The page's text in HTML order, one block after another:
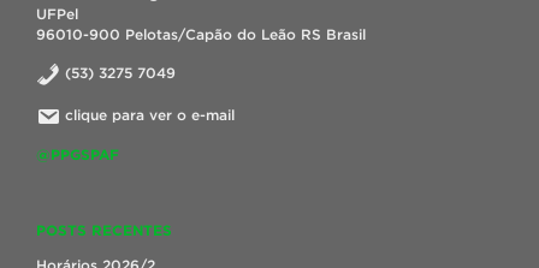
UFPel
96010-900 Pelotas/Capão do Leão RS Brasil
(53) 3275 7049
clique para ver o e-mail
@PPGSPAF
POSTS RECENTES